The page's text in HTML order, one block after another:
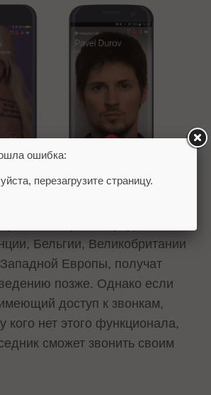
Бельгии, Великобритании
Западной Европы, получат
позже. Однако если
доступ к звонкам,
кого нет этого функционала,
сможет звонить своим
ошибка:
перезагрузите страницу.